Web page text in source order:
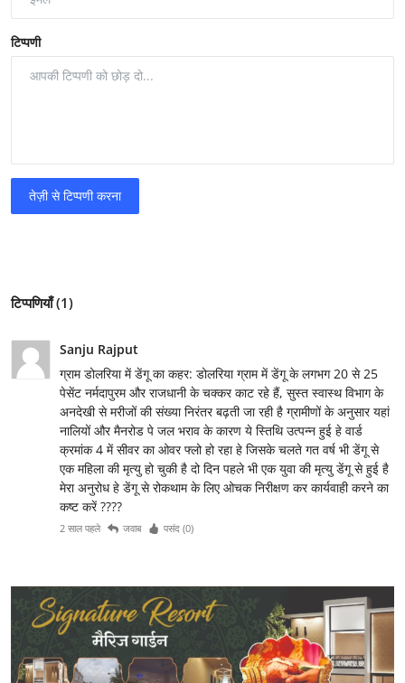
टिप्पणी
तेज़ी से टिप्पणी करना
टिप्पणियाँ (1)
Sanju Rajput
ग्राम डोलरिया में डेंगू का कहर: डोलरिया ग्राम में डेंगू के लगभग 20 से 25
पेसेंट नर्मदापुरम और राजधानी के चक्कर काट रहे हैं, सुस्त स्वास्थ विभाग के
अनदेखी से मरीजों की संख्या निरंतर बढ़ती जा रही है ग्रामीणों के अनुसार यहां
नालियों और मैनरोड पे जल भराव के कारण ये स्तिथि उत्पन्न हुई हे वार्ड
क्रमांक 4 में सीवर का ओवर फ्लो हो रहा हे जिसके चलते गत वर्ष भी डेंगू से
एक महिला की मृत्यु हो चुकी है दो दिन पहले भी एक युवा की मृत्यु डेंगू से हुई है
मेरा अनुरोध हे डेंगू से रोकथाम के लिए ओचक निरीक्षण कर कार्यवाही करने का
कष्ट करें ????
2 साल पहले जवाब पसंद (0)